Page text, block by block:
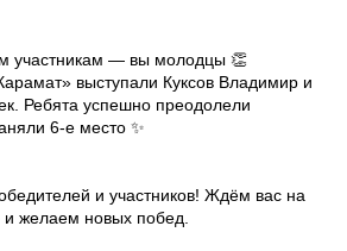
участникам — вы молодцы 👏
выступали Куксов Владимир и
Ребята успешно преодолели
6-е место ✨
и участников! Ждём вас на
желаем новых побед.